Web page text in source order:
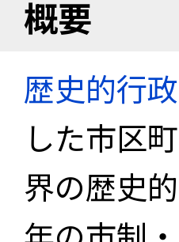
概要
歴史的行
した市区
界の歴史